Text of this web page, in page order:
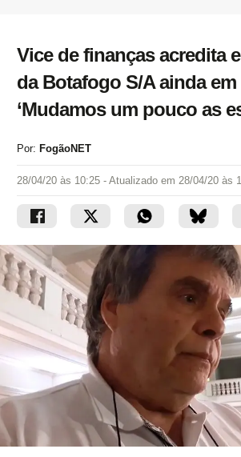
Vice de finanças acredita
da Botafogo S/A ainda em
‘Mudamos um pouco as
Por: FogãoNET
28/04/20 às 10:25 - Atualizado em 28/04/20 às